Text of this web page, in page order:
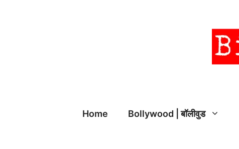
Home Bollywood | बॉलीवुड